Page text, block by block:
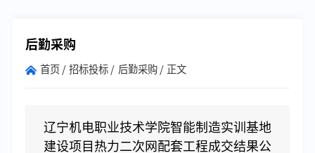
后勤采购
首页 招标投标 后勤采购 正文
辽宁机电职业技术学院智能制造实训基地
建设项目热力二次网配套工程成交结果公